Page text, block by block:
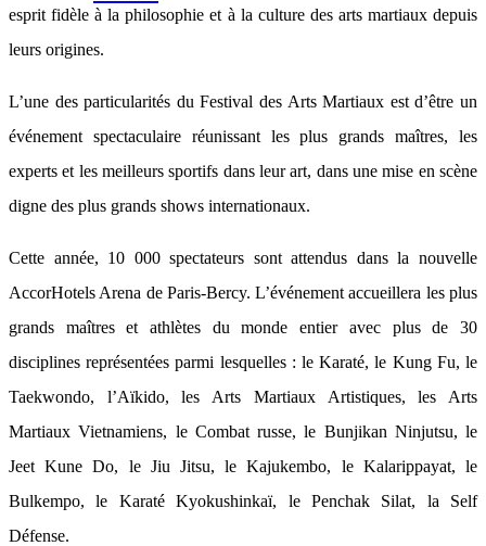
esprit fidèle à la philosophie et à la culture des arts martiaux depuis
leurs origines.
L’une des particularités du Festival des Arts Martiaux est d’être un
événement spectaculaire réunissant les plus grands maîtres, les
experts et les meilleurs sportifs dans leur art, dans une mise en scène
digne des plus grands shows internationaux.
Cette année, 10 000 spectateurs sont attendus dans la nouvelle
AccorHotels Arena de Paris-Bercy. L’événement accueillera les plus
grands maîtres et athlètes du monde entier avec plus de 30
disciplines représentées parmi lesquelles : le Karaté, le Kung Fu, le
Taekwondo, l’Aïkido, les Arts Martiaux Artistiques, les Arts
Martiaux Vietnamiens, le Combat russe, le Bunjikan Ninjutsu, le
Jeet Kune Do, le Jiu Jitsu, le Kajukembo, le Kalarippayat, le
Bulkempo, le Karaté Kyokushinkaï, le Penchak Silat, la Self
Défense.